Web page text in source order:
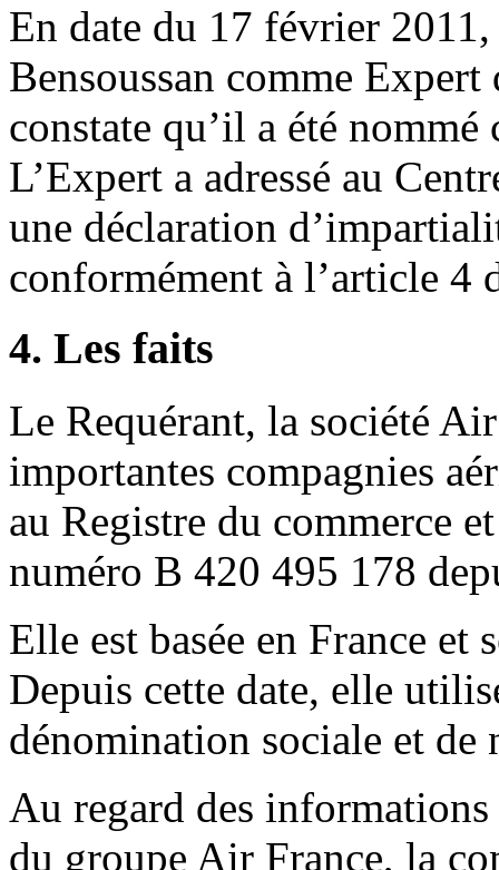
En date du 17 février
Bensoussan comme
constate qu’il a été
L’Expert a adressé au
une déclaration
conformément à l’article 4
4. Les faits
Le Requérant, la société
importantes compagnies
au Registre du commerce
numéro B 420 495 178
Elle est basée en France et
Depuis cette date, elle
dénomination sociale et de
Au regard des
du groupe Air France, la